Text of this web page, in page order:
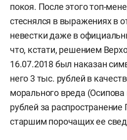
покоя. После этого топ-
стеснялся в выражениях в
невестки даже в
что, кстати, решением
16.07.2018 был наказан
него 3 тыс. рублей в
морального вреда
рублей за
старшим порочащих ее